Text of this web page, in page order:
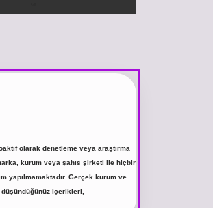
olarak denetleme veya araştırma
kurum veya şahıs şirketi ile hiçbir
yapılmamaktadır. Gerçek kurum ve
içerikleri,